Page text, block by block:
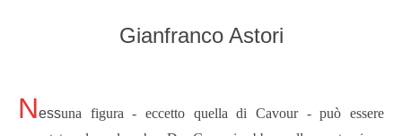
Gianfranco Astori
Nessuna figura - eccetto quella di Cavour - può essere